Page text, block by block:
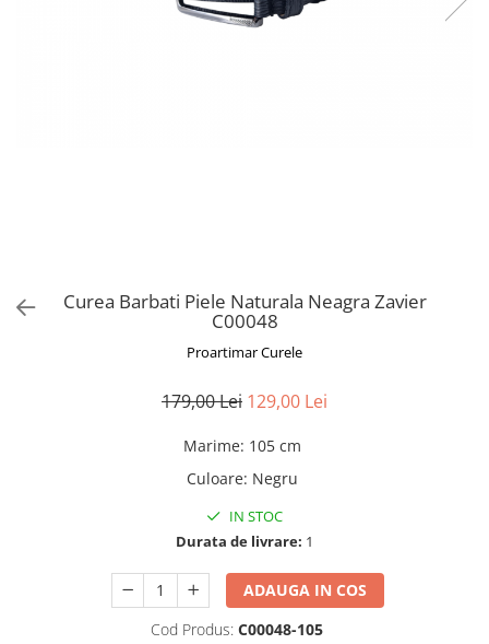
Curea Barbati Piele Naturala Neagra Zavier
C00048
Proartimar Curele
179,00 Lei 129,00 Lei
Marime: 105 cm
Culoare: Negru
IN STOC
Durata de livrare: 1
ADAUGA IN COS
Cod Produs: C00048-105